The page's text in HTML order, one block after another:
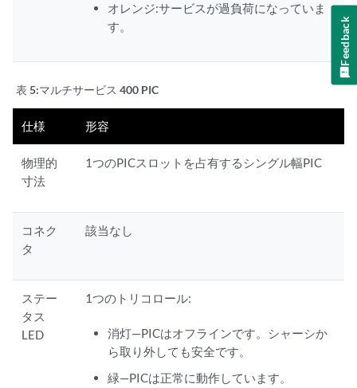
オレンジ:サービスが過負荷になっていま
す。
表 5:マルチサービス 400 PIC
仕様 形容
物理的
寸法
1つのPICスロットを占有するシングル幅PIC
コネク
タ
該当なし
ステー
タス
LED
1つのトリコロール:
消灯—PICはオフラインです。シャーシか
ら取り外しても安全です。
緑—PICは正常に動作しています。
Feedback